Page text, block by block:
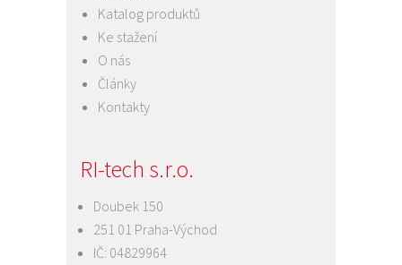
Katalog produktů
Ke stažení
O nás
Články
Kontakty
RI-tech s.r.o.
Doubek 150
251 01 Praha-Východ
IČ: 04829964